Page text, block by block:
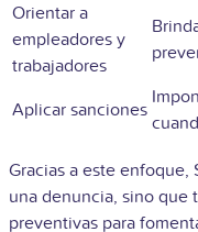
Orientar a
empleadores y
trabajadores
Aplicar sanciones
Gracias a este enfoque,
una denuncia, sino que
preventivas para